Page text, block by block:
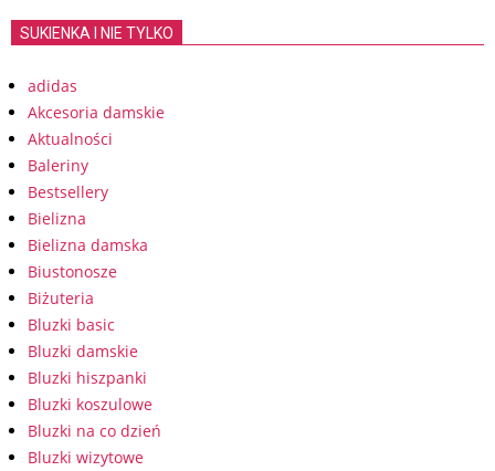
SUKIENKA I NIE TYLKO
adidas
Akcesoria damskie
Aktualności
Baleriny
Bestsellery
Bielizna
Bielizna damska
Biustonosze
Biżuteria
Bluzki basic
Bluzki damskie
Bluzki hiszpanki
Bluzki koszulowe
Bluzki na co dzień
Bluzki wizytowe